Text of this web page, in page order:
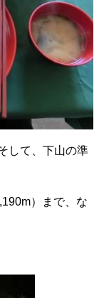
して、下山の準
）まで、な